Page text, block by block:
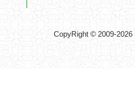
CopyRight © 2009-2026